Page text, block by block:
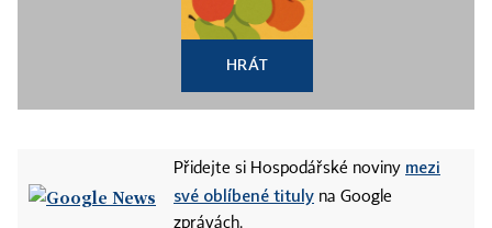
HRÁT
Přidejte si Hospodářské noviny mezi
své oblíbené tituly na Google
zprávách.